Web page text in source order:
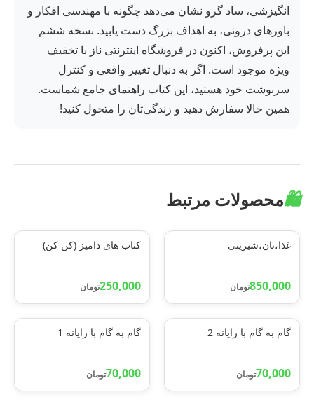
انگیزشی، ساد گرو نشان می‌دهد چگونه با مهندسی افکار و
باورهای درونی، به اهداف بزرگ دست یابید. نسخه ششم
این پرفروش، اکنون در فروشگاه اینترنتی ناز با تخفیف
ویژه موجود است. اگر به دنبال تغییر واقعی و کنترل
سرنوشت خود هستید، این کتاب راهنمای جامع شماست.
همین حالا سفارش دهید و زندگی‌تان را متحول کنید!
🛍️محصولات مرتبط
غذا،نان،شیرینی
850,000تومان
کتاب های دامیز (کن کن)
250,000تومان
گام به گام با رایانه 2
70,000تومان
گام به گام با رایانه 1
70,000تومان